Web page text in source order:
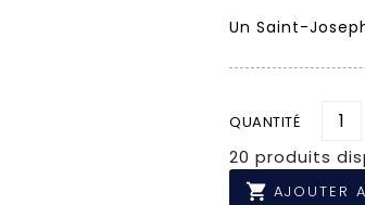
Un Saint-
QUANTITÉ
20 produits
 AJOUTER